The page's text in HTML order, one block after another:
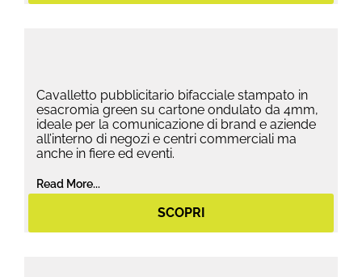
Cavalletto pubblicitario bifacciale stampato in
esacromia green su cartone ondulato da 4mm,
ideale per la comunicazione di brand e aziende
all’interno di negozi e centri commerciali ma
anche in fiere ed eventi.
Read More...
SCOPRI